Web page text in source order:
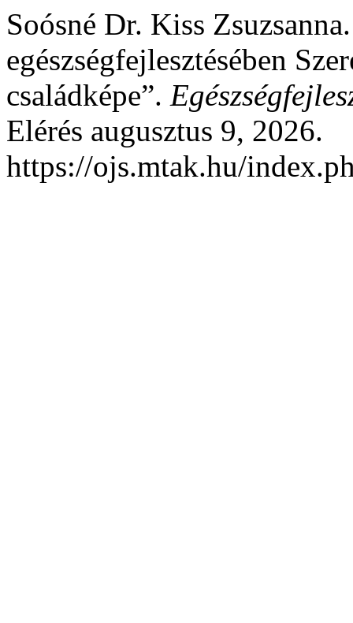
Soósné Dr. Kiss
egészségfejlesztésében
családképe”.
Elérés augusztus 9, 2026.
https://ojs.mtak.hu/